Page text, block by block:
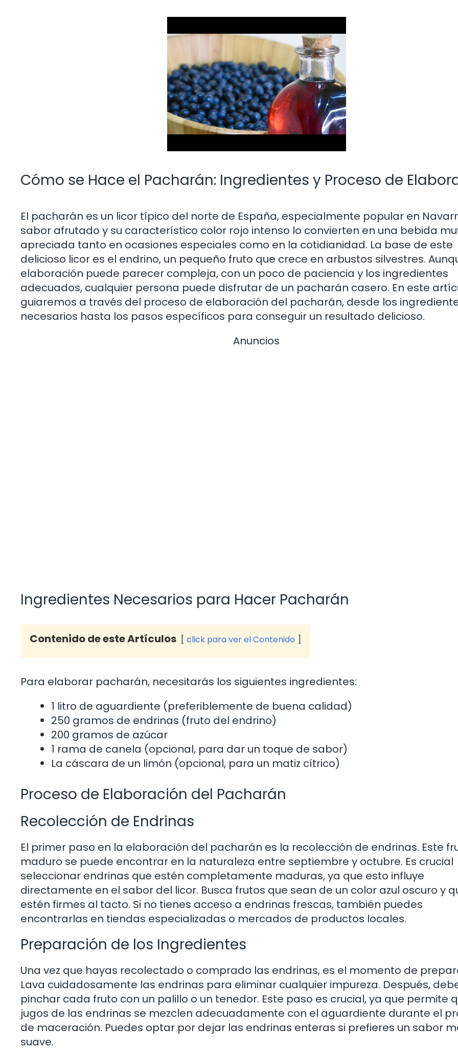
Cómo se Hace el Pacharán: Ingredientes y Proceso de
El pacharán es un licor típico del norte de España, especialmente popular en
sabor afrutado y su característico color rojo intenso lo convierten en una bebida
apreciada tanto en ocasiones especiales como en la cotidianidad. La base de este
delicioso licor es el endrino, un pequeño fruto que crece en arbustos silvestres.
elaboración puede parecer compleja, con un poco de paciencia y los ingredientes
adecuados, cualquier persona puede disfrutar de un pacharán casero. En este
guiaremos a través del proceso de elaboración del pacharán, desde los
necesarios hasta los pasos específicos para conseguir un resultado delicioso.
Anuncios
Ingredientes Necesarios para Hacer Pacharán
Contenido de este Artículos click para ver el Contenido
Para elaborar pacharán, necesitarás los siguientes ingredientes:
1 litro de aguardiente (preferiblemente de buena calidad)
250 gramos de endrinas (fruto del endrino)
200 gramos de azúcar
1 rama de canela (opcional, para dar un toque de sabor)
La cáscara de un limón (opcional, para un matiz cítrico)
Proceso de Elaboración del Pacharán
Recolección de Endrinas
El primer paso en la elaboración del pacharán es la recolección de endrinas. Este
maduro se puede encontrar en la naturaleza entre septiembre y octubre. Es crucial
seleccionar endrinas que estén completamente maduras, ya que esto influye
directamente en el sabor del licor. Busca frutos que sean de un color azul oscuro y
estén firmes al tacto. Si no tienes acceso a endrinas frescas, también puedes
encontrarlas en tiendas especializadas o mercados de productos locales.
Preparación de los Ingredientes
Una vez que hayas recolectado o comprado las endrinas, es el momento de
Lava cuidadosamente las endrinas para eliminar cualquier impureza. Después,
pinchar cada fruto con un palillo o un tenedor. Este paso es crucial, ya que permite
jugos de las endrinas se mezclen adecuadamente con el aguardiente durante el
de maceración. Puedes optar por dejar las endrinas enteras si prefieres un sabor
suave.